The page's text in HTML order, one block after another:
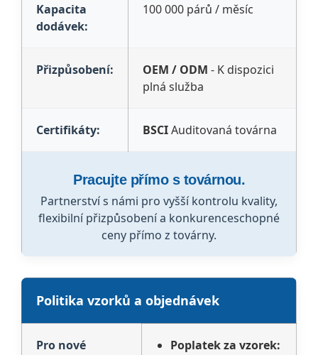
Kapacita
dodávek:
100 000 párů / měsíc
Přizpůsobení: OEM / ODM - K dispozici
plná služba
Certifikáty: BSCIAuditovaná továrna
Pracujte přímo s továrnou.
Partnerství s námi pro vyšší kontrolu kvality,
flexibilní přizpůsobení a konkurenceschopné
ceny přímo z továrny.
Politika vzorků a objednávek
Pro nové
Poplatek za vzorek: